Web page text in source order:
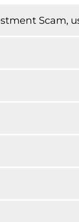
Scam,